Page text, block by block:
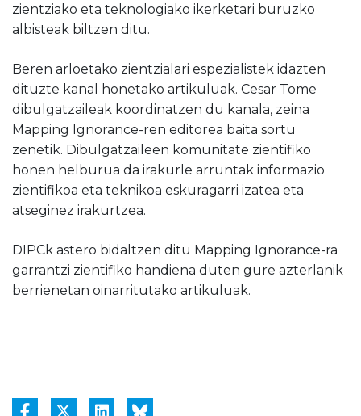
zientziako eta teknologiako ikerketari buruzko
albisteak biltzen ditu.
Beren arloetako zientzialari espezialistek idazten
dituzte kanal honetako artikuluak. Cesar Tome
dibulgatzaileak koordinatzen du kanala, zeina
Mapping Ignorance-ren editorea baita sortu
zenetik. Dibulgatzaileen komunitate zientifiko
honen helburua da irakurle arruntak informazio
zientifikoa eta teknikoa eskuragarri izatea eta
atseginez irakurtzea.
DIPCk astero bidaltzen ditu Mapping Ignorance-ra
garrantzi zientifiko handiena duten gure azterlanik
berrienetan oinarritutako artikuluak.